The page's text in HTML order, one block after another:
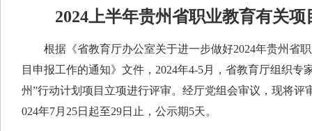
2024上半年贵州省职业教育有关
根据《省教育厅办公室关于进一步做好2024年贵州省职
目申报工作的通知》文件，2024年4-5月，省教育厅组织专
州”行动计划项目立项进行评审。经厅党组会审议，现将评
024年7月25日起至29日止，公示期5天。